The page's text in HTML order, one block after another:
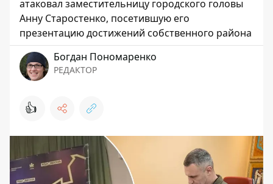
атаковал заместительницу городского головы
Анну Старостенко, посетившую его
презентацию достижений собственного района
Богдан Пономаренко
РЕДАКТОР
👍